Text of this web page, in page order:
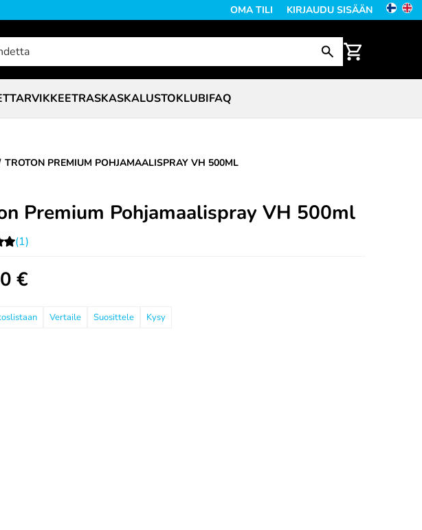
OMA TILI KIRJAUDU SISÄÄN
TARVIKKEETRASKASKALUSTOKLUBIFAQ
TROTON PREMIUM POHJAMAALISPRAY VH 500ML
Premium Pohjamaalispray VH 500ml
(1)
€
Vertaile Suosittele Kysy